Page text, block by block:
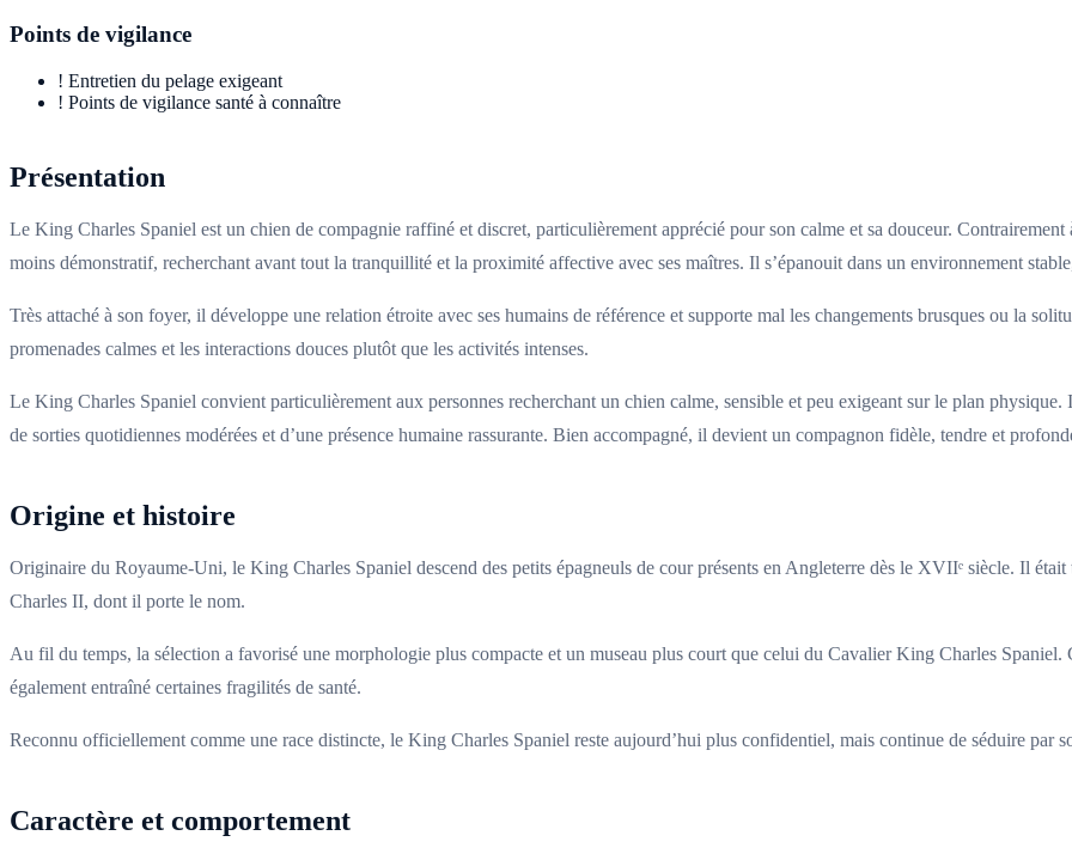
Points de vigilance
! Entretien du pelage exigeant
! Points de vigilance santé à connaître
Présentation
Le King Charles Spaniel est un chien de compagnie raffiné et discret, particulièrement apprécié pour son calme et sa douceur.
moins démonstratif, recherchant avant tout la tranquillité et la proximité affective avec ses maîtres. Il s’épanouit dans un environnement
Très attaché à son foyer, il développe une relation étroite avec ses humains de référence et supporte mal les changements brusques ou la
promenades calmes et les interactions douces plutôt que les activités intenses.
Le King Charles Spaniel convient particulièrement aux personnes recherchant un chien calme, sensible et peu exigeant sur le plan
de sorties quotidiennes modérées et d’une présence humaine rassurante. Bien accompagné, il devient un compagnon fidèle, tendre et
Origine et histoire
Originaire du Royaume-Uni, le King Charles Spaniel descend des petits épagneuls de cour présents en Angleterre dès le XVIIᵉ siècle. Il
Charles II, dont il porte le nom.
Au fil du temps, la sélection a favorisé une morphologie plus compacte et un museau plus court que celui du Cavalier King Charles Spaniel.
également entraîné certaines fragilités de santé.
Reconnu officiellement comme une race distincte, le King Charles Spaniel reste aujourd’hui plus confidentiel, mais continue de séduire par
Caractère et comportement